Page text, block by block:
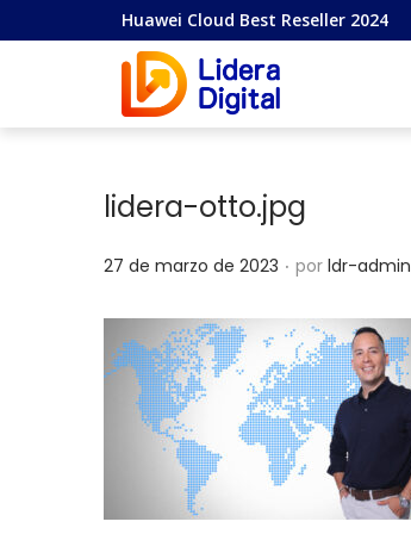
Huawei Cloud Best Reseller 2024
lidera-otto.jpg
P
l
27 de marzo de 2023 . por ldr-admin